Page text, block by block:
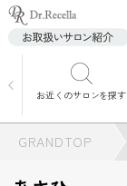
お近くのサロンを探す
GRANDTOP